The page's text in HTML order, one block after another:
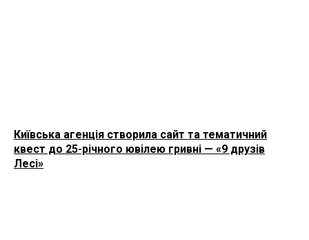
Київська агенція створила сайт та тематичний
квест до 25-річного ювілею гривні — «9 друзів
Лесі»